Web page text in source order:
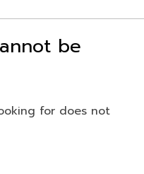
be
for does not